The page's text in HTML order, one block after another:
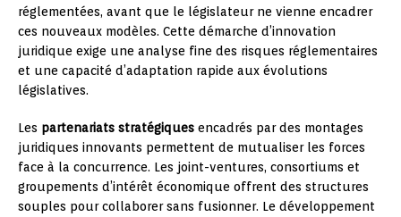
réglementées, avant que le législateur ne vienne encadrer
ces nouveaux modèles. Cette démarche d’innovation
juridique exige une analyse fine des risques réglementaires
et une capacité d’adaptation rapide aux évolutions
législatives.
Les partenariats stratégiques encadrés par des montages
juridiques innovants permettent de mutualiser les forces
face à la concurrence. Les joint-ventures, consortiums et
groupements d’intérêt économique offrent des structures
souples pour collaborer sans fusionner. Le développement